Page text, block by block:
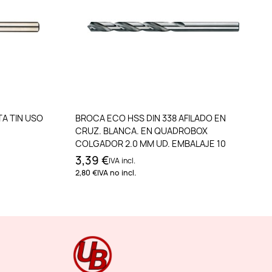
TIN USO
Añadir al carrito
BROCA ECO HSS DIN 338 AFILADO EN
CRUZ. BLANCA. EN QUADROBOX
COLGADOR 2.0 MM UD. EMBALAJE 10
3,39 €IVA incl.
2,80 €IVA no incl.